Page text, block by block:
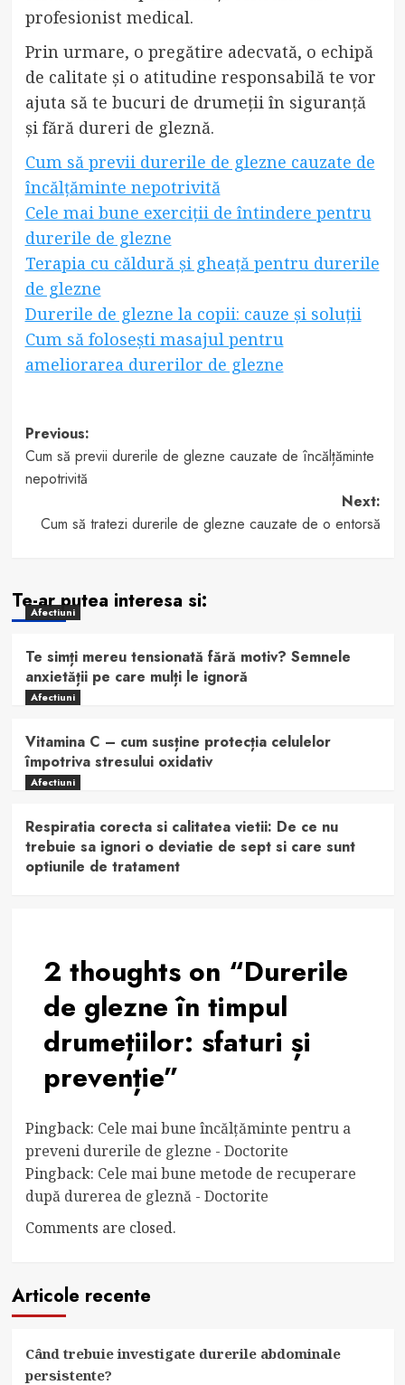
profesionist medical.
Prin urmare, o pregătire adecvată, o echipă
de calitate și o atitudine responsabilă te vor
ajuta să te bucuri de drumeții în siguranță
și fără dureri de gleznă.
Cum să previi durerile de glezne cauzate de
încălțăminte nepotrivită
Cele mai bune exerciții de întindere pentru
durerile de glezne
Terapia cu căldură și gheață pentru durerile
de glezne
Durerile de glezne la copii: cauze și soluții
Cum să folosești masajul pentru
ameliorarea durerilor de glezne
Post
navigation
Previous:
Cum să previi durerile de glezne cauzate de încălțăminte
nepotrivită
Next:
Cum să tratezi durerile de glezne cauzate de o entorsă
Te-ar putea interesa si:
Afectiuni
Te simți mereu tensionată fără motiv? Semnele
anxietății pe care mulți le ignoră
Afectiuni
Vitamina C – cum susține protecția celulelor
împotriva stresului oxidativ
Afectiuni
Respiratia corecta si calitatea vietii: De ce nu
trebuie sa ignori o deviatie de sept si care sunt
optiunile de tratament
2 thoughts on “Durerile
de glezne în timpul
drumețiilor: sfaturi și
prevenție”
Pingback: Cele mai bune încălțăminte pentru a
preveni durerile de glezne - Doctorite
Pingback: Cele mai bune metode de recuperare
după durerea de gleznă - Doctorite
Comments are closed.
Articole recente
Când trebuie investigate durerile abdominale
persistente?